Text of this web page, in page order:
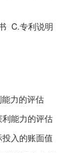
C.专利说明
力的评估
能力的评估
入的账面值